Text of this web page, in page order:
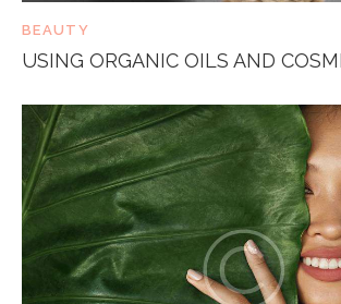
BEAUTY
USING ORGANIC OILS AND